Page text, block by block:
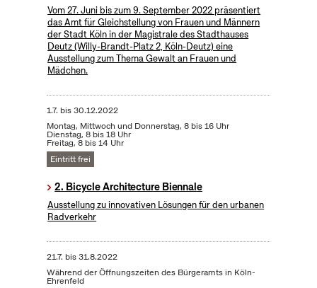
Vom 27. Juni bis zum 9. September 2022 präsentiert
das Amt für Gleichstellung von Frauen und Männern
der Stadt Köln in der Magistrale des Stadthauses
Deutz (Willy-Brandt-Platz 2, Köln-Deutz) eine
Ausstellung zum Thema Gewalt an Frauen und
Mädchen.
1.7. bis30.12.2022
Montag, Mittwoch und Donnerstag, 8 bis 16 Uhr
Dienstag, 8 bis 18 Uhr
Freitag, 8 bis 14 Uhr
Eintritt frei
2. Bicycle Architecture Biennale
Ausstellung zu innovativen Lösungen für den urbanen
Radverkehr
21.7. bis31.8.2022
Während der Öffnungszeiten des Bürgeramts in Köln-
Ehrenfeld